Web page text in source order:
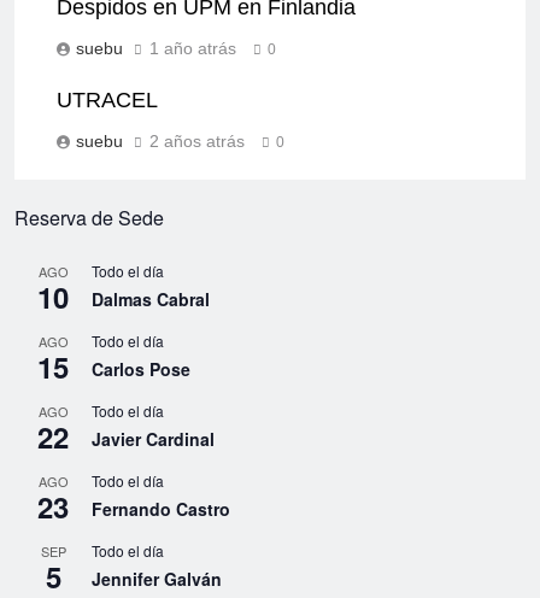
Despidos en UPM en Finlandia
suebu 1 año atrás 0
UTRACEL
suebu 2 años atrás 0
Reserva de Sede
AGO
10
Todo el día
Dalmas Cabral
AGO
15
Todo el día
Carlos Pose
AGO
22
Todo el día
Javier Cardinal
AGO
23
Todo el día
Fernando Castro
SEP
5
Todo el día
Jennifer Galván